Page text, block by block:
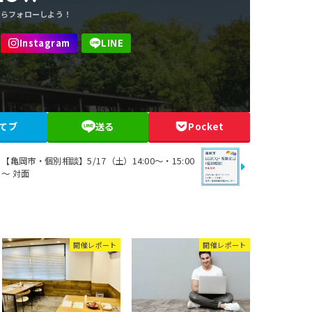
ブ 送る Pocket
【亀岡市・個別相談】5/17（土）14:00～・15:00
～ 対面
開催レポート 開催レポート